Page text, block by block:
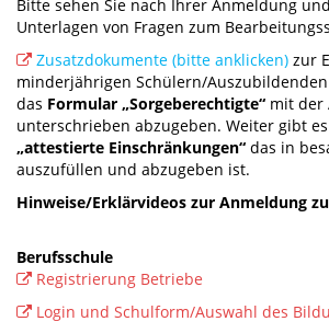
Bitte sehen Sie nach Ihrer Anmeldung
Unterlagen von Fragen zum
Zusatzdokumente (bitte anklicken) zur
minderjährigen Schülern/
das Formular „Sorgeberechtigte“ mit der
unterschrieben abzugeben. Weiter gibt
„attestierte Einschränkungen“ das in
auszufüllen und abzugeben ist.
Hinweise/Erklärvideos zur Anmeldung
Berufsschule
Registrierung Betriebe
Login und Schulform/Auswahl des